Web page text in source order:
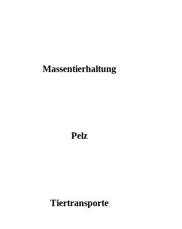
Massentierhaltung
Pelz
Tiertransporte